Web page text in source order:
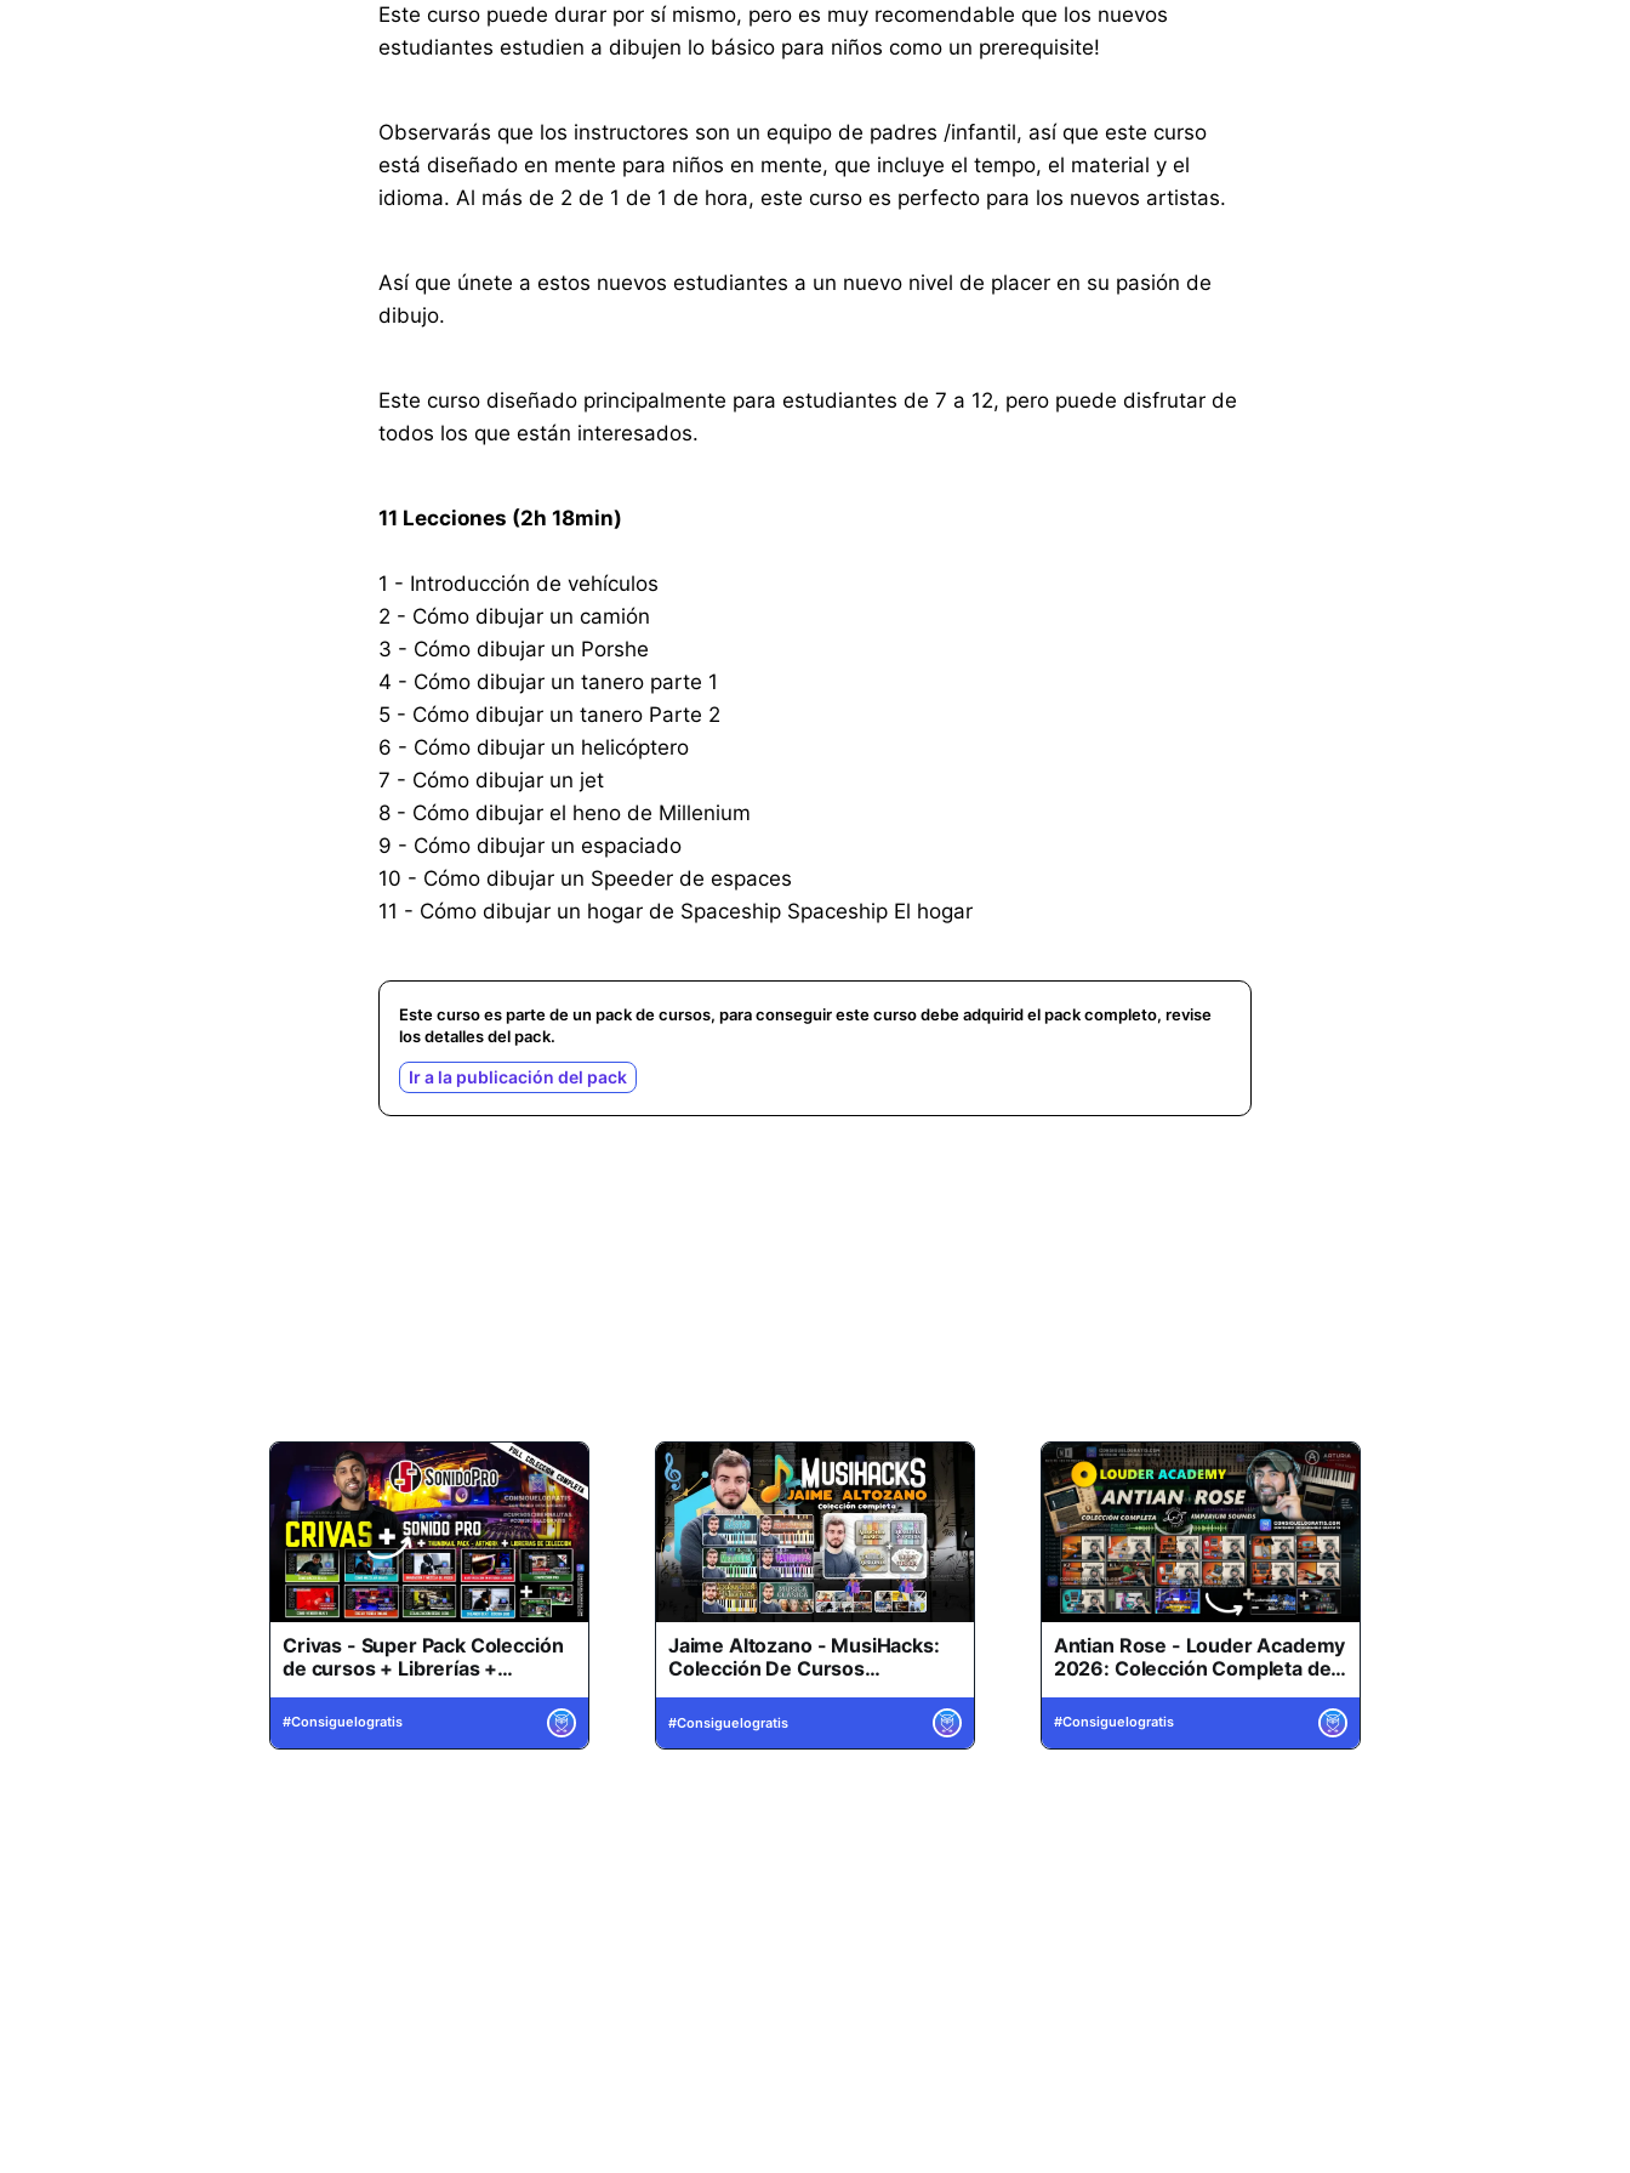
Este curso puede durar por sí mismo, pero es muy recomendable que los nuevos
estudiantes estudien a dibujen lo básico para niños como un prerequisite!
Observarás que los instructores son un equipo de padres /infantil, así que este curso
está diseñado en mente para niños en mente, que incluye el tempo, el material y el
idioma. Al más de 2 de 1 de 1 de hora, este curso es perfecto para los nuevos artistas.
Así que únete a estos nuevos estudiantes a un nuevo nivel de placer en su pasión de
dibujo.
Este curso diseñado principalmente para estudiantes de 7 a 12, pero puede disfrutar de
todos los que están interesados.
11 Lecciones (2h 18min)
1 - Introducción de vehículos
2 - Cómo dibujar un camión
3 - Cómo dibujar un Porshe
4 - Cómo dibujar un tanero parte 1
5 - Cómo dibujar un tanero Parte 2
6 - Cómo dibujar un helicóptero
7 - Cómo dibujar un jet
8 - Cómo dibujar el heno de Millenium
9 - Cómo dibujar un espaciado
10 - Cómo dibujar un Speeder de espaces
11 - Cómo dibujar un hogar de Spaceship Spaceship El hogar
Este curso es parte de un pack de cursos, para conseguir este curso debe adquirid el pack completo, revise
los detalles del pack.
Ir a la publicación del pack
Crivas - Super Pack Colección
de cursos + Librerías +
Jaime Altozano - MusiHacks:
Colección De Cursos
Completos (ACTUALIZADO
2026)
Antian Rose - Louder Academy
2026: Colección Completa de
Recursos + Librerías y Extras
ACTUALIZADO